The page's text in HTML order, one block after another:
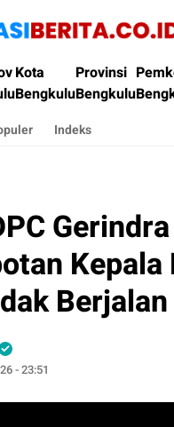
Kota
Bengkulu
Provinsi
Bengkulu
Indeks
- 23:51